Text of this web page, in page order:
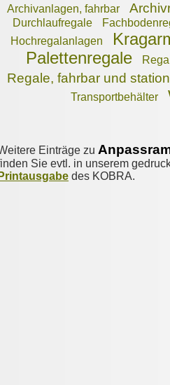
Archivanlagen, fahrbar
Durchlaufregale
Hochregalanlagen
Palettenregale
Regale, fahrbar und
Transportbehälter
Einträge zu
Sie evtl. in unserem
Printausgabe des KOBRA.